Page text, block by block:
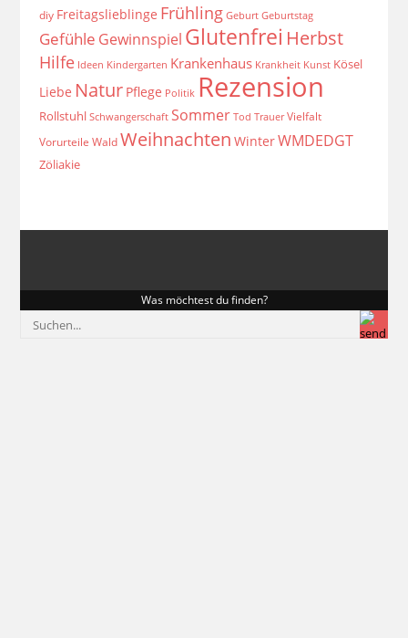
diy Freitagslieblinge Frühling Geburt Geburtstag
Gefühle Gewinnspiel Glutenfrei Herbst
Hilfe Ideen Kindergarten Krankenhaus Krankheit Kunst Kösel
Liebe Natur Pflege Politik Rezension
Rollstuhl Schwangerschaft Sommer Tod Trauer Vielfalt
Vorurteile Wald Weihnachten WinterWMDEDGT
Zöliakie
Was möchtest du finden?